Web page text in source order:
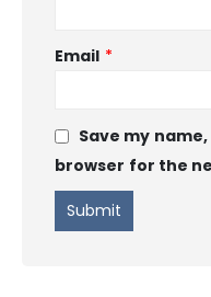
Email *
Save my
browser for the